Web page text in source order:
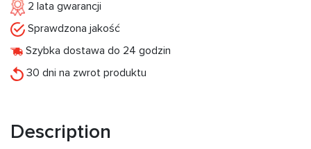
2 lata gwarancji
Sprawdzona jakość
Szybka dostawa do 24 godzin
30 dni na zwrot produktu
Description